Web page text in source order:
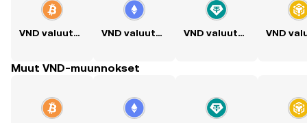
VND valuutaksi BTC VND valuutaksi ETH VND valuutaksi USDT
Muut VND-muunnokset